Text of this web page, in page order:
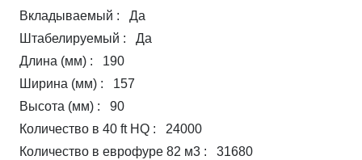
Вкладываемый : Да
Штабелируемый : Да
Длина (мм) : 190
Ширина (мм) : 157
Высота (мм) : 90
Количество в 40 ft HQ : 24000
Количество в еврофуре 82 м3 : 31680